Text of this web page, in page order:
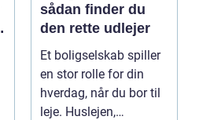
sådan finder du
den rette udlejer
Et boligselskab spiller
en stor rolle for din
hverdag, når du bor til
leje. Huslejen,